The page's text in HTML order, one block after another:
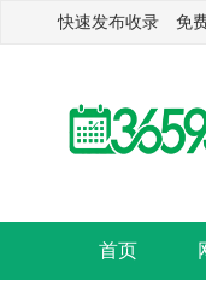
快速发布收录 免
首页